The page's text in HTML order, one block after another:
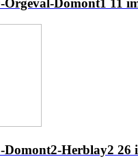
Orgeval-Domont1 11
Domont2-Herblay2 26